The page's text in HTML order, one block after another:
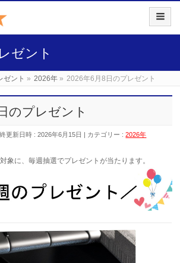
ゼント
ゼント » 2026年 » 2026年6月8日のプレゼント
のプレゼント
更新日時 : 2026年6月15日 カテゴリー :2026年
象に、毎週抽選でプレゼントが当たります。